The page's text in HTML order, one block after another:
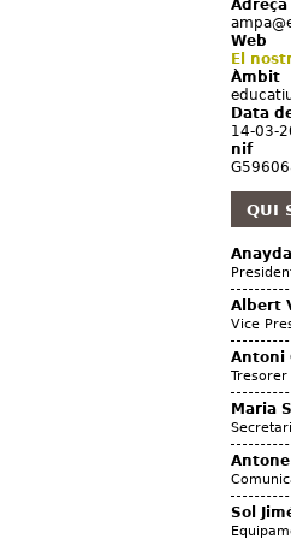
Web
El
Àmbit
Data
14-03-
nif
QUI
Albert
Vice
Antoni
Tresorer
Maria
Sol